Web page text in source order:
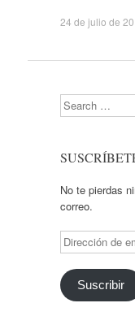
24 de julio de
Search
No te pierdas
correo.
Dirección
de
email
Suscribir